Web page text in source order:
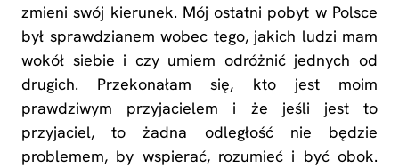
zmieni swój kierunek. Mój ostatni pobyt w Polsce
był sprawdzianem wobec tego, jakich ludzi mam
wokół siebie i czy umiem odróżnić jednych od
drugich. Przekonałam się, kto jest moim
prawdziwym przyjacielem i że jeśli jest to
przyjaciel, to żadna odległość nie będzie
problemem, by wspierać, rozumieć i być obok.